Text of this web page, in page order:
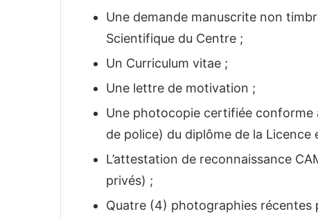
Une demande manuscrite non
Scientifique du Centre ;
Un Curriculum vitae ;
Une lettre de motivation ;
Une photocopie certifiée conforme
de police) du diplôme de la Licence
L’attestation de reconnaissance
privés) ;
Quatre (4) photographies